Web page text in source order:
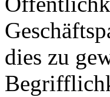
dies zu